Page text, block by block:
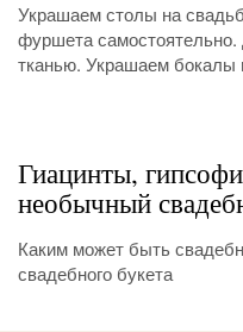
Украшаем столы на
фуршета
тканью. Украшаем
Гиацинты,
необычный
Каким может быть
свадебного букета